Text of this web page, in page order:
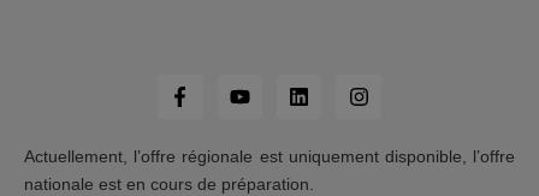
Actuellement, l’offre régionale est uniquement disponible, l’offre
nationale est en cours de préparation.